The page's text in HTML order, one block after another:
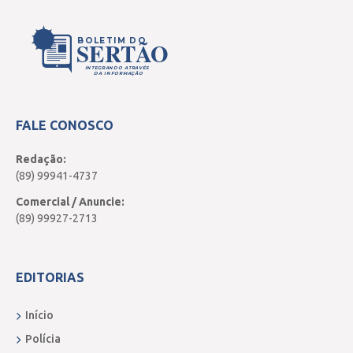
BOLETIM DO
SERTÃO
INTEGRANDO ATRAVÉS
DA INFORMAÇÃO
FALE CONOSCO
Redação:
(89) 99941-4737
Comercial / Anuncie:
(89) 99927-2713
EDITORIAS
Início
Polícia